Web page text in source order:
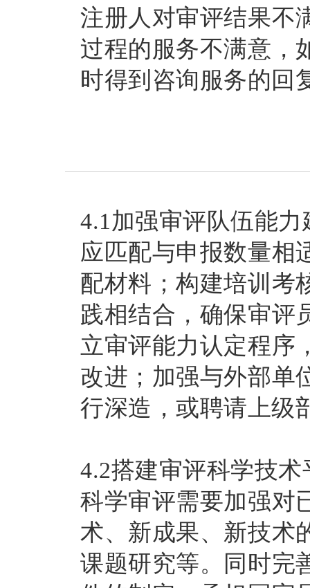
注册人对审评结果不
过程的服务不满意，
时得到咨询服务的回
4.1加强审评队伍能力
应匹配与申报数量相
配材料；构建培训考
践相结合，确保审评
立审评能力认定程序
改进；加强与外部单
行深造，或聘请上级
4.2搭建审评科学技术
科学审评需要加强对
术、新成果、新技术
课题研究等。同时完